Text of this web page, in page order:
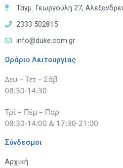
Ταγμ. Γεωργούλη 27,
2333 502815
info@duke.com.gr
Ωράριο Λειτουργίας
Δευ – Τετ – Σάβ
08:30-14:30
Τρί – Πέμ – Παρ
08:30-14:00 & 17:30-21:00
Σύνδεσμοι
Αρχική